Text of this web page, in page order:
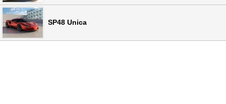
SP48 Unica